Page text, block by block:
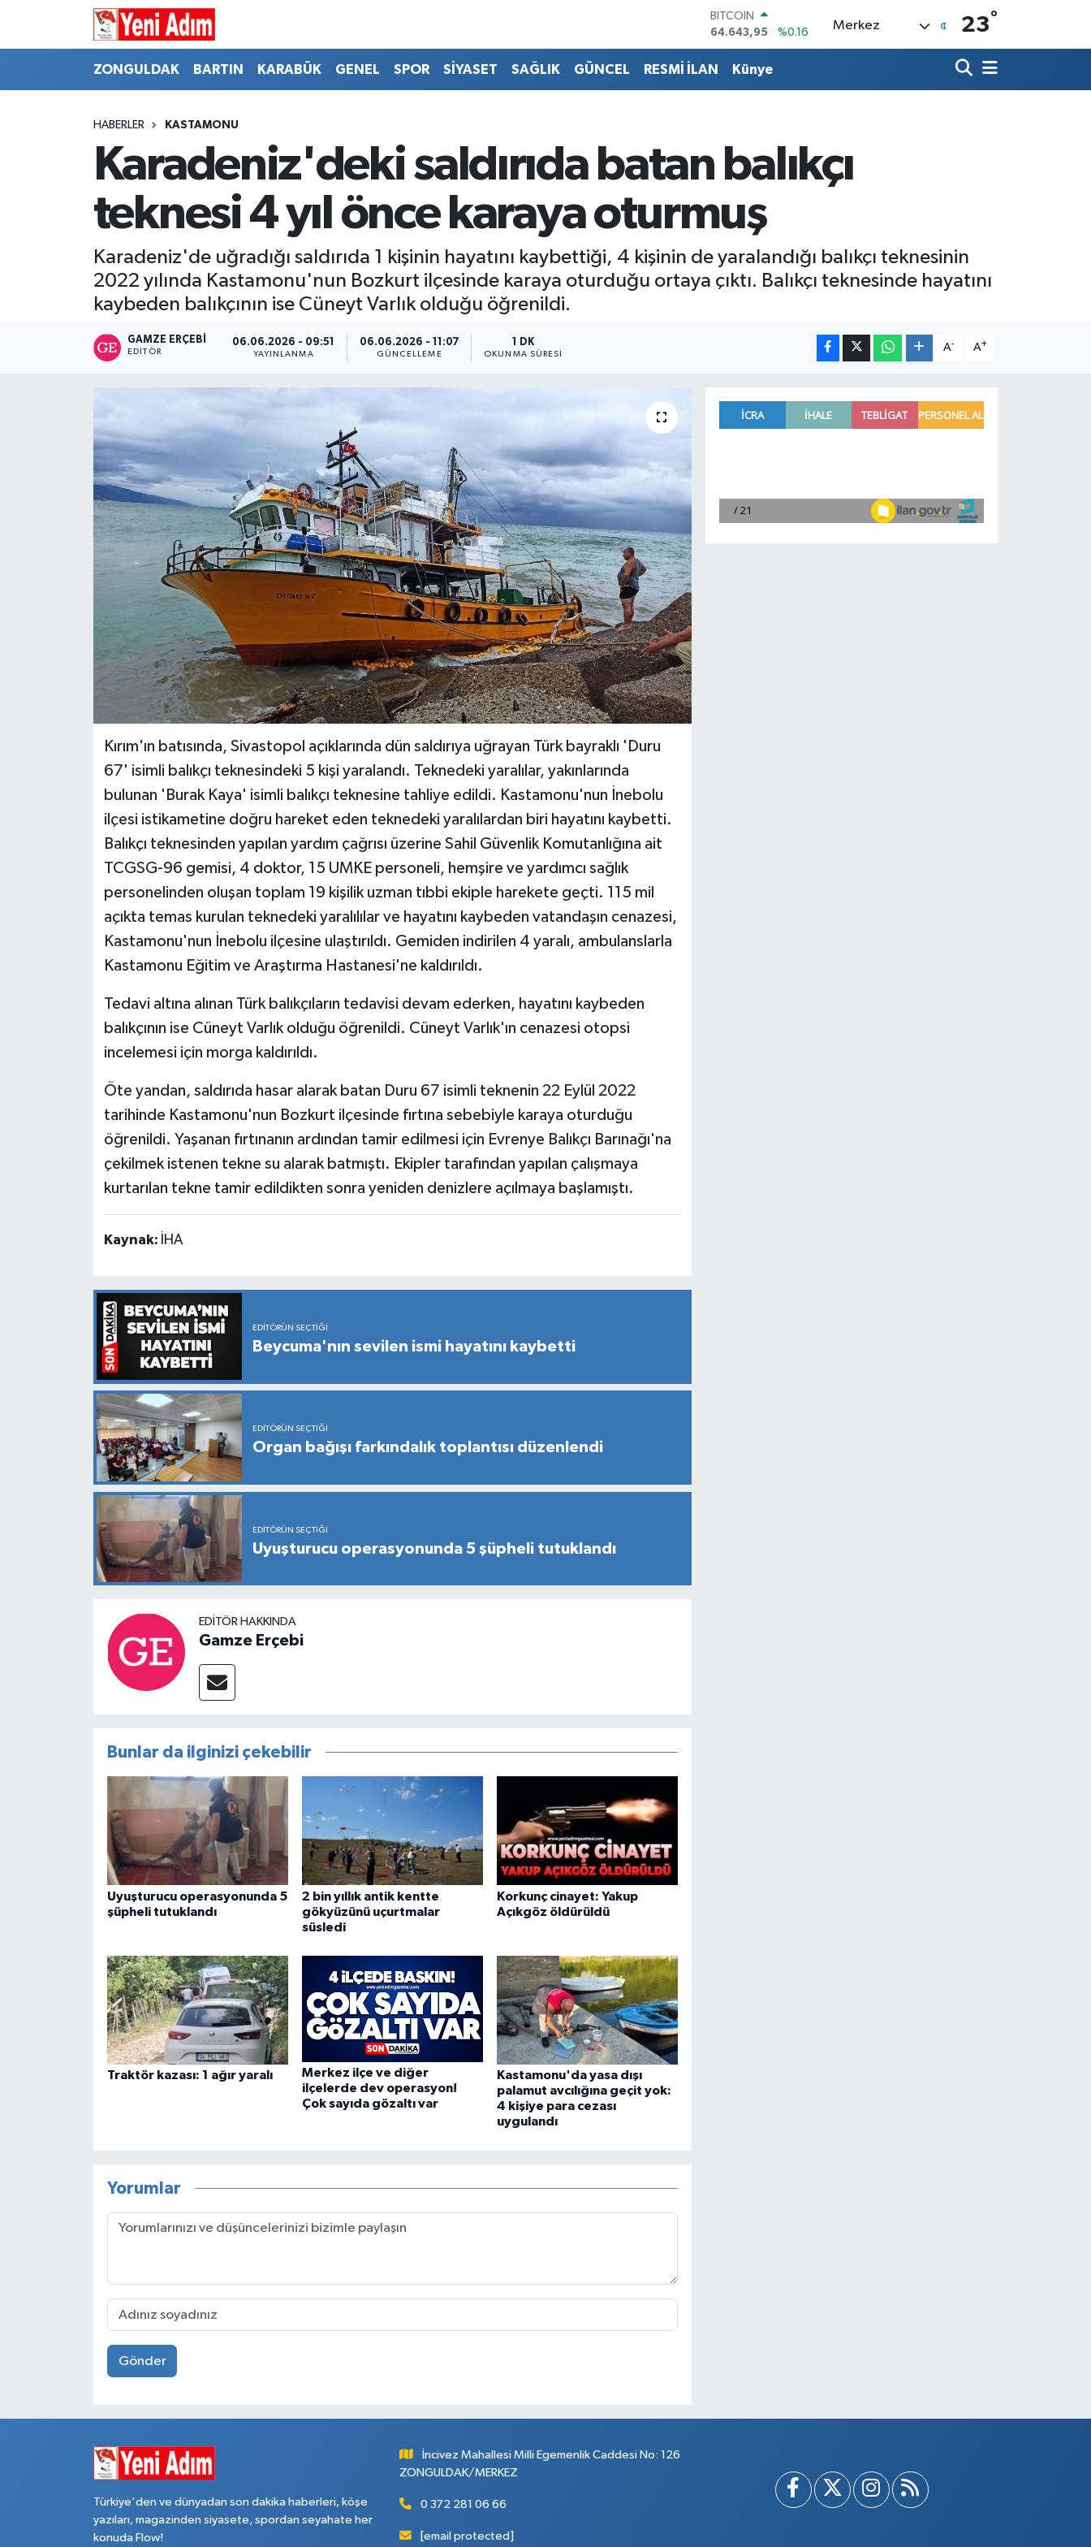
DOLAR
47,6006
%0.06
EURO
55,0250
%0.02
BİST100
13.799
%70
BITCOIN
Merkez 23°
ZONGULDAK BARTIN KARABÜK GENEL SPOR SİYASET SAĞLIK GÜNCEL RESMİ İLAN Künye
HABERLER KASTAMONU
Karadeniz'deki saldırıda batan balıkçı
teknesi 4 yıl önce karaya oturmuş
Karadeniz'de uğradığı saldırıda 1 kişinin hayatını kaybettiği, 4 kişinin de yaralandığı balıkçı teknesinin
2022 yılında Kastamonu'nun Bozkurt ilçesinde karaya oturduğu ortaya çıktı. Balıkçı teknesinde hayatını
kaybeden balıkçının ise Cüneyt Varlık olduğu öğrenildi.
GAMZE ERÇEBI
EDITÖR
06.06.2026 - 09:51
YAYINLANMA
06.06.2026 - 11:07
GÜNCELLEME
1 DK
OKUNMA SÜRESI
A- A+
Kırım'ın batısında, Sivastopol açıklarında dün saldırıya uğrayan Türk bayraklı 'Duru
67' isimli balıkçı teknesindeki 5 kişi yaralandı. Teknedeki yaralılar, yakınlarında
bulunan 'Burak Kaya' isimli balıkçı teknesine tahliye edildi. Kastamonu'nun İnebolu
ilçesi istikametine doğru hareket eden teknedeki yaralılardan biri hayatını kaybetti.
Balıkçı teknesinden yapılan yardım çağrısı üzerine Sahil Güvenlik Komutanlığına ait
TCGSG-96 gemisi, 4 doktor, 15 UMKE personeli, hemşire ve yardımcı sağlık
personelinden oluşan toplam 19 kişilik uzman tıbbi ekiple harekete geçti. 115 mil
açıkta temas kurulan teknedeki yaralılılar ve hayatını kaybeden vatandaşın cenazesi,
Kastamonu'nun İnebolu ilçesine ulaştırıldı. Gemiden indirilen 4 yaralı, ambulanslarla
Kastamonu Eğitim ve Araştırma Hastanesi'ne kaldırıldı.
Tedavi altına alınan Türk balıkçıların tedavisi devam ederken, hayatını kaybeden
balıkçının ise Cüneyt Varlık olduğu öğrenildi. Cüneyt Varlık'ın cenazesi otopsi
incelemesi için morga kaldırıldı.
Öte yandan, saldırıda hasar alarak batan Duru 67 isimli teknenin 22 Eylül 2022
tarihinde Kastamonu'nun Bozkurt ilçesinde fırtına sebebiyle karaya oturduğu
öğrenildi. Yaşanan fırtınanın ardından tamir edilmesi için Evrenye Balıkçı Barınağı'na
çekilmek istenen tekne su alarak batmıştı. Ekipler tarafından yapılan çalışmaya
kurtarılan tekne tamir edildikten sonra yeniden denizlere açılmaya başlamıştı.
Kaynak: İHA
EDITÖRÜN SEÇTIĞI
Beycuma'nın sevilen ismi hayatını kaybetti
EDITÖRÜN SEÇTIĞI
Organ bağışı farkındalık toplantısı düzenlendi
EDITÖRÜN SEÇTIĞI
Uyuşturucu operasyonunda 5 şüpheli tutuklandı
EDITÖR HAKKINDA
Gamze Erçebi
Bunlar da ilginizi çekebilir
Uyuşturucu operasyonunda 5
şüpheli tutuklandı
2 bin yıllık antik kentte
gökyüzünü uçurtmalar
süsledi
Korkunç cinayet: Yakup
Açıkgöz öldürüldü
Traktör kazası: 1 ağır yaralı
Merkez ilçe ve diğer
ilçelerde dev operasyon!
Çok sayıda gözaltı var
Kastamonu'da yasa dışı
palamut avcılığına geçit yok:
4 kişiye para cezası
uygulandı
Yorumlar
Gönder
Türkiye'den ve dünyadan son dakika haberleri, köşe
yazıları, magazinden siyasete, spordan seyahate her
konuda Flow!
İncivez Mahallesi Milli Egemenlik Caddesi No: 126
ZONGULDAK/MERKEZ
0 372 281 06 66
[email protected]
ZONGULDAK
SİYASET
ZONGULDAK
KARABÜK
GÜNCEL
Zonguldak Hava Durumu
Süper Lig Puan Durumu ve Fikstür
Son Dakika Haberleri